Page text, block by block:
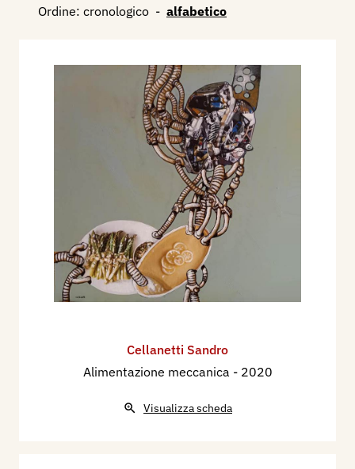
Ordine: cronologico - alfabetico
Cellanetti Sandro
Alimentazione meccanica - 2020
Visualizza scheda